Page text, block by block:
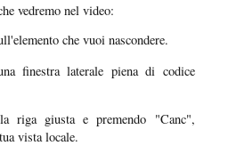
vedremo nel video:
che vuoi nascondere.
finestra laterale piena di codice
la riga giusta e premendo "Canc",
vista locale.